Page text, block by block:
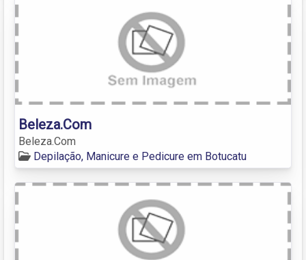
Beleza.Com
Beleza.Com
Depilação, Manicure e Pedicure em Botucatu